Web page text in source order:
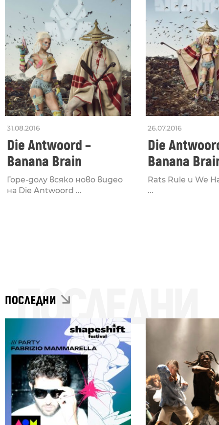
31.08.2016
Die Antwoord –
Banana Brain
Горе-долу всяко ново видео
на Die Antwoord ...
26.07.2016
Die
Banana
Rats Rule и We
...
ПОСЛЕДНИ
ПОСЛЕДНИ